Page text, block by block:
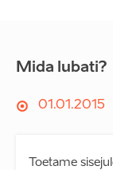
Mida lubati?
01.01.2015
Toetame